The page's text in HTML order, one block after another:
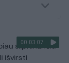
00:03:07
silpninančiu
išvirsti